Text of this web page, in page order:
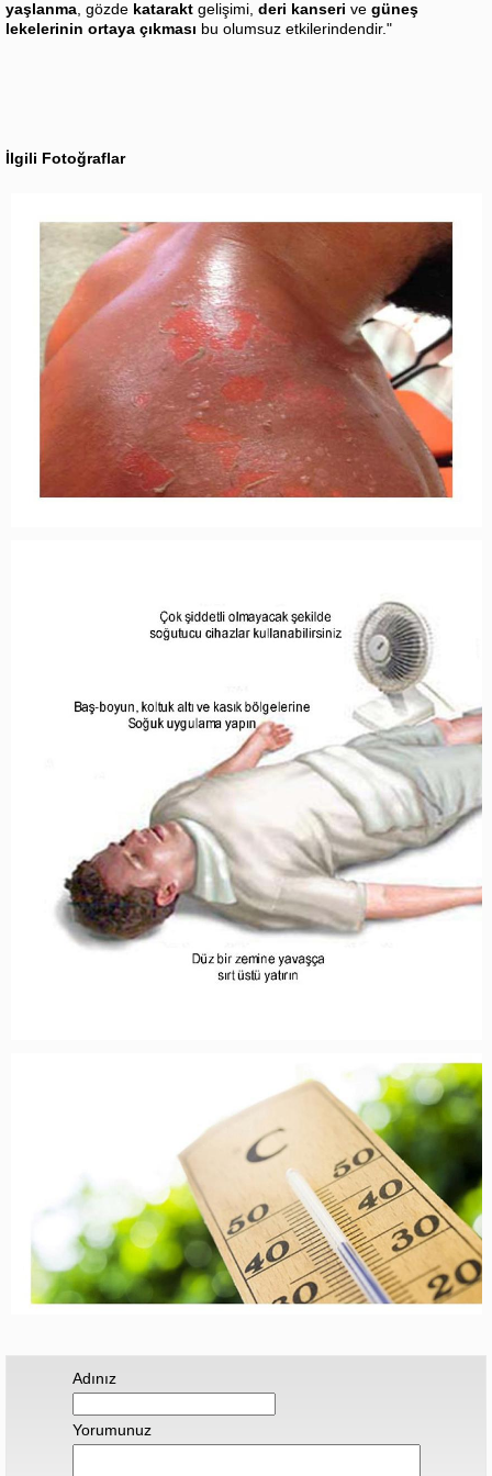
yaşlanma , gözde katarakt gelişimi, deri kanseri ve güneş
lekelerinin ortaya çıkması bu olumsuz etkilerindendir."
İlgili Fotoğraflar
Adınız
Yorumunuz